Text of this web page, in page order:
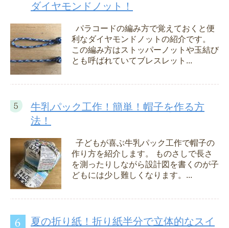
ダイヤモンドノット！
パラコードの編み方で覚えておくと便
利なダイヤモンドノットの紹介です。
この編み方はストッパーノットや玉結び
とも呼ばれていてブレスレット...
牛乳パック工作！簡単！帽子を作る方
法！
子どもが喜ぶ牛乳パック工作で帽子の
作り方を紹介します。 ものさしで長さ
を測ったりしながら設計図を書くのが子
どもには少し難しくなります。...
夏の折り紙！折り紙半分で立体的なスイ